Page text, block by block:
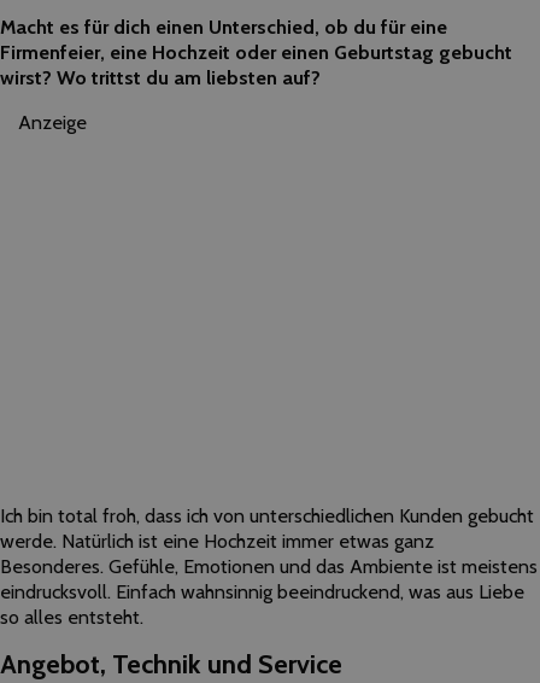
Macht es für dich einen Unterschied, ob du für eine
Firmenfeier, eine Hochzeit oder einen Geburtstag gebucht
wirst? Wo trittst du am liebsten auf?
Anzeige
Ich bin total froh, dass ich von unterschiedlichen Kunden gebucht
werde. Natürlich ist eine Hochzeit immer etwas ganz
Besonderes. Gefühle, Emotionen und das Ambiente ist meistens
eindrucksvoll. Einfach wahnsinnig beeindruckend, was aus Liebe
so alles entsteht.
Angebot, Technik und Service